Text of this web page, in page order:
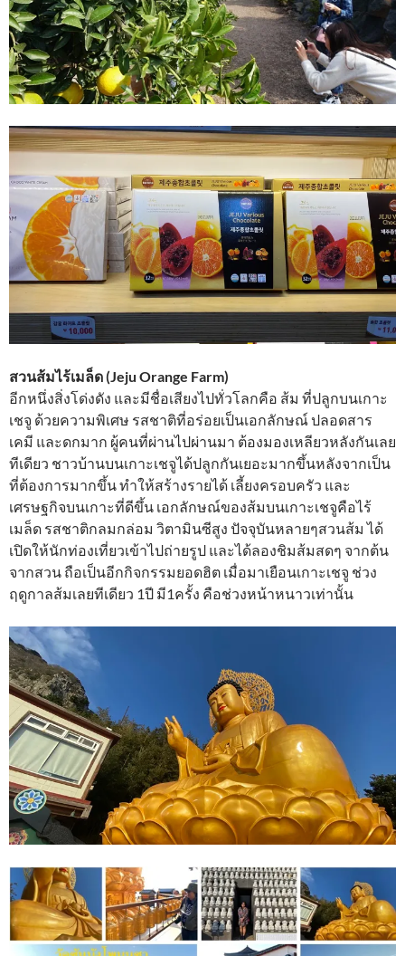
สวนส้มไร้เมล็ด (Jeju Orange Farm)
อีกหนึ่งสิ่งโด่งดัง และมีชื่อเสียงไปทั่วโลกคือ ส้ม ที่ปลูกบนเกาะ
เชจู ด้วยความพิเศษ รสชาติที่อร่อยเป็นเอกลักษณ์ ปลอดสาร
เคมี และดกมาก ผู้คนที่ผ่านไปผ่านมา ต้องมองเหลียวหลังกันเลย
ทีเดียว ชาวบ้านบนเกาะเชจูได้ปลูกกันเยอะมากขึ้นหลังจากเป็น
ที่ต้องการมากขึ้น ทำให้สร้างรายได้ เลี้ยงครอบครัว และ
เศรษฐกิจบนเกาะที่ดีขึ้น เอกลักษณ์ของส้มบนเกาะเชจูคือไร้
เมล็ด รสชาติกลมกล่อม วิตามินซีสูง ปัจจุบันหลายๆสวนส้ม ได้
เปิดให้นักท่องเที่ยวเข้าไปถ่ายรูป และได้ลองชิมส้มสดๆ จากต้น
จากสวน ถือเป็นอีกกิจกรรมยอดฮิต เมื่อมาเยือนเกาะเชจู ช่วง
ฤดูกาลส้มเลยทีเดียว 1ปี มี1ครั้ง คือช่วงหน้าหนาวเท่านั้น